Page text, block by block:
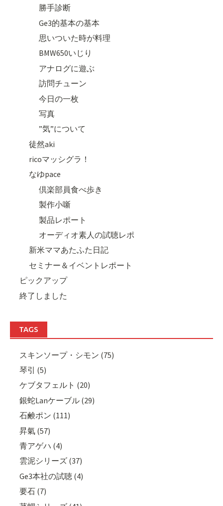
勝手診断
Ge3的基本の基本
思いついた時が料理
BMW650いじり
アナログに遊ぶ
訪問チューン
今日の一枚
写真
”気”について
徒然aki
ricoマッシグラ！
なゆpace
倶楽部員食べ歩き
製作小噺
製品レポート
オーディオ素人の試聴レポ
新米ママあたふた日記
セミナー＆イベントレポート
ピックアップ
終了しました
TAGS
スキンソープ・シモン (75)
琴引 (5)
ケブタフェルト (20)
銀蛇Lanケーブル (29)
石鹸ポン (111)
昇氣 (57)
青アゲハ (4)
雲泥シリーズ (37)
Ge3本社の試聴 (4)
要石 (7)